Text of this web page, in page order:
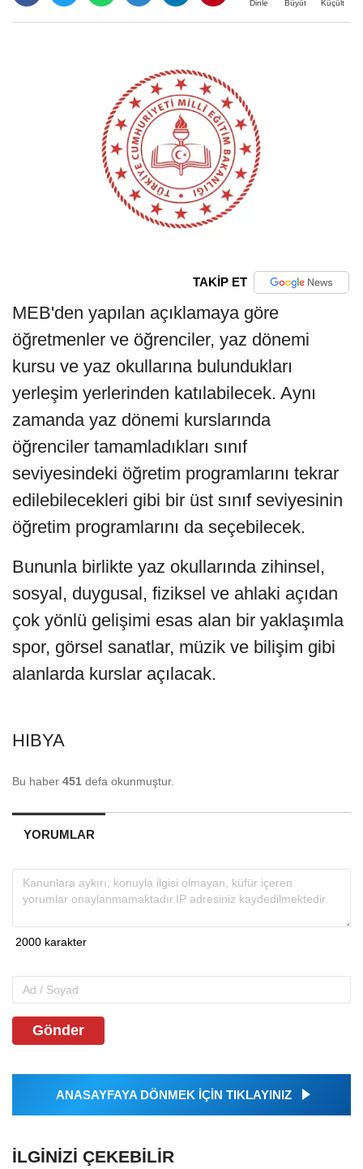
Dinle Büyüt Küçült
TAKİP ET
MEB'den yapılan açıklamaya göre
öğretmenler ve öğrenciler, yaz dönemi
kursu ve yaz okullarına bulundukları
yerleşim yerlerinden katılabilecek. Aynı
zamanda yaz dönemi kurslarında
öğrenciler tamamladıkları sınıf
seviyesindeki öğretim programlarını tekrar
edilebilecekleri gibi bir üst sınıf seviyesinin
öğretim programlarını da seçebilecek.
Bununla birlikte yaz okullarında zihinsel,
sosyal, duygusal, fiziksel ve ahlaki açıdan
çok yönlü gelişimi esas alan bir yaklaşımla
spor, görsel sanatlar, müzik ve bilişim gibi
alanlarda kurslar açılacak.
HIBYA
Bu haber 451 defa okunmuştur.
YORUMLAR
Gönder
ANASAYFAYA DÖNMEK İÇİN TIKLAYINIZ
İLGINIZI ÇEKEBILIR